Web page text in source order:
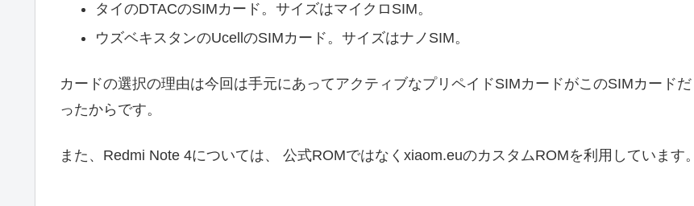
タイのDTACのSIMカード。サイズはマイクロSIM。
ウズベキスタンのUcellのSIMカード。サイズはナノSIM。
カードの選択の理由は今回は手元にあってアクティブなプリペイドSIMカードがこのSIMカードだ
ったからです。
また、Redmi Note 4については、 公式ROMではなくxiaom.euのカスタムROMを利用しています。